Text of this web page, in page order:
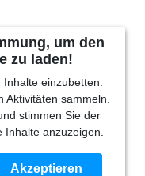
um den
zu laden!
einzubetten.
sammeln.
stimmen Sie der
anzuzeigen.
Akzeptieren